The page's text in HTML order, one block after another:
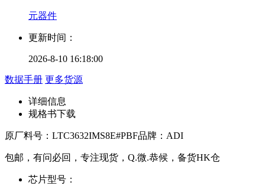
元器件
更新时间：
2026-8-10 16:18:00
数据手册 更多货源
详细信息
规格书下载
原厂料号： LTC3632IMS8E#PBF品牌： ADI
包邮，有问必回，专注现货，Q.微.恭候，备货HK仓
芯片型号：